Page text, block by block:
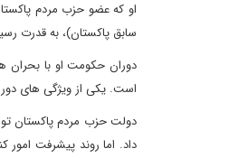
سابق پاکستان)، به قدرت
دوران حکومت او با بحران
است. یکی از ویژگی های
دولت حزب مردم پاکستان
داد. اما روند پیشرفت